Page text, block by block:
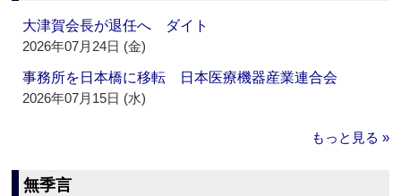
大津賀会長が退任へ ダイト
2026年07月24日 (金)
事務所を日本橋に移転 日本医療機器産業連合会
2026年07月15日 (水)
もっと見る »
無季言